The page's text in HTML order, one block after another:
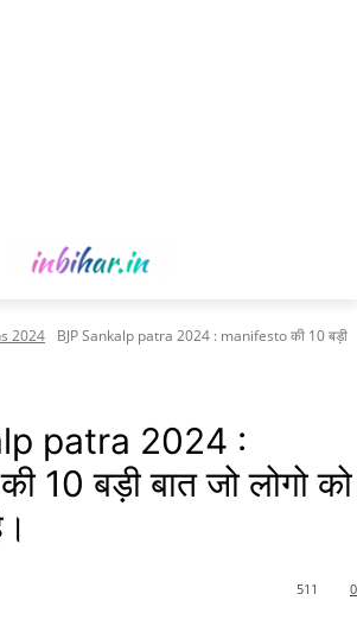
2024
BJP Sankalp patra 2024 : manifesto की 10 बड़ी
patra 2024 :
10 बड़ी बात जो लोगो को
0
511